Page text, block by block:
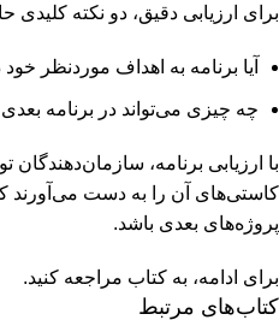
برای ارزیابی دقیق، دو نکته کلیدی
آیا برنامه به اهداف موردنظر
چه چیزی می‌تواند در برنامه
با ارزیابی برنامه،
کاستی‌های آن را به ‌دست می‌آورند
پروژه‌های بعدی باشد.
برای ادامه، به کتاب مراجعه کنید.
کتاب‌های مرتبط